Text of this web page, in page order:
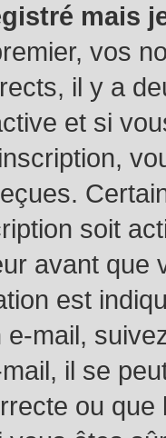
mais
vos
il y a
et si
soit
avant
est
mail,
mail, il se
ou que